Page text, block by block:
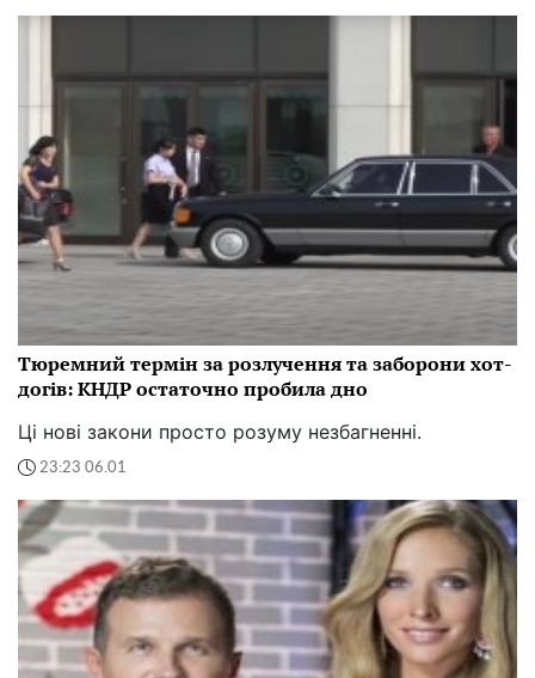
Тюремний термін за розлучення та заборони хот-
догів: КНДР остаточно пробила дно
Ці нові закони просто розуму незбагненні.
23:23 06.01